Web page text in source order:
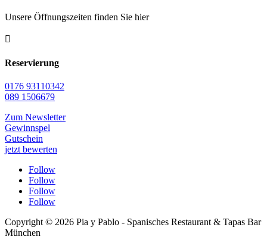
Unsere Öffnungszeiten finden Sie hier

Reservierung
0176 93110342
089 1506679
Zum Newsletter
Gewinnspel
Gutschein
jetzt bewerten
Follow
Follow
Follow
Follow
Copyright © 2026 Pia y Pablo - Spanisches Restaurant & Tapas Bar
München